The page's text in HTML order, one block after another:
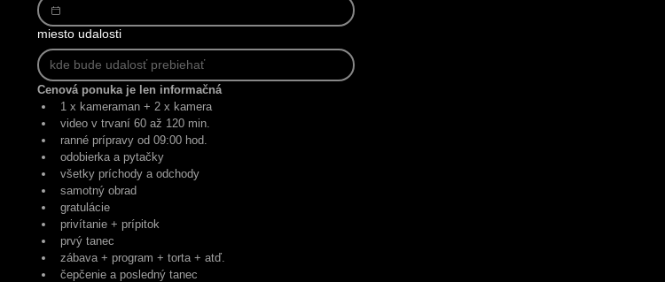
miesto udalosti
Cenová ponuka je len informačná
1 x kameraman + 2 x kamera
video v trvaní 60 až 120 min.
ranné prípravy od 09:00 hod.
odobierka a pytačky
všetky príchody a odchody
gratulácie
zábava + program + torta + atď.
čepčenie a posledný tanec